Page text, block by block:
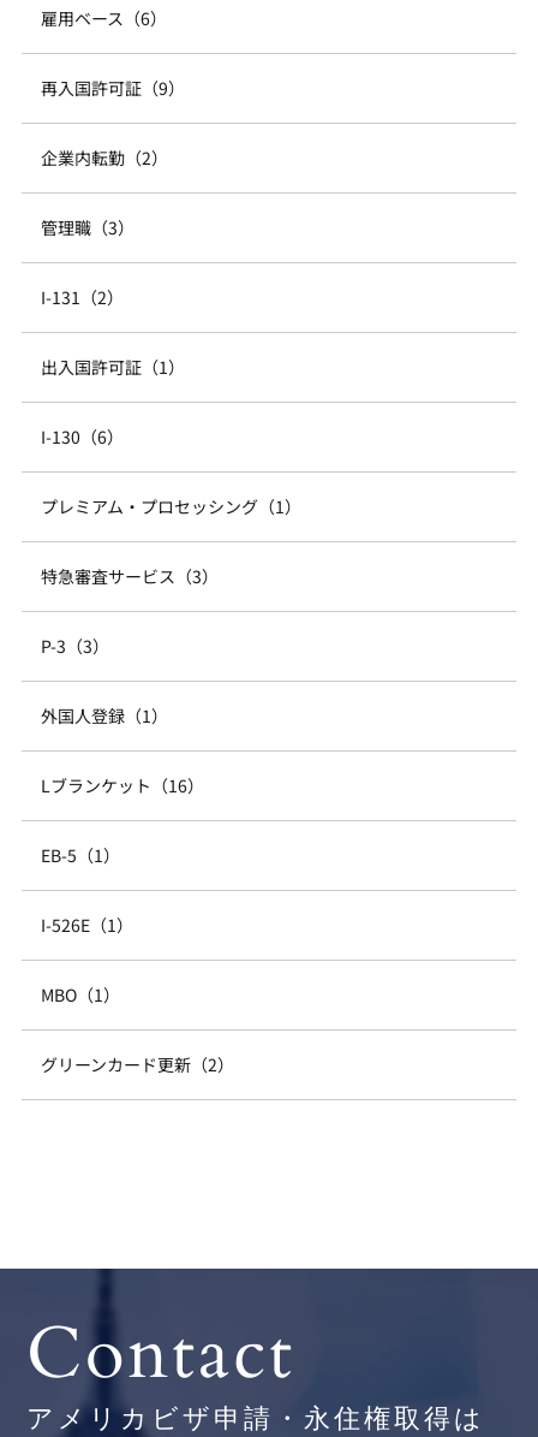
雇用ベース（6）
再入国許可証（9）
企業内転勤（2）
管理職（3）
I-131（2）
出入国許可証（1）
I-130（6）
プレミアム・プロセッシング（1）
特急審査サービス（3）
P-3（3）
外国人登録（1）
Lブランケット（16）
EB-5（1）
I-526E（1）
MBO（1）
グリーンカード更新（2）
Contact
アメリカビザ申請・永住権取得は